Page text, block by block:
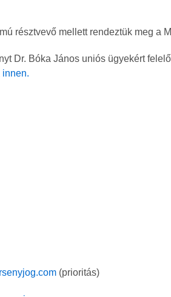
résztvevő mellett rendeztük meg a
Dr. Bóka János uniós ügyekért
innen.
(prioritás)